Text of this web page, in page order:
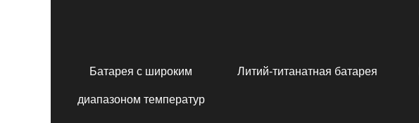
Батарея с широким
диапазоном температур
Литий-титанатная батарея